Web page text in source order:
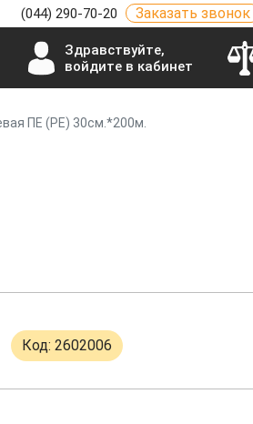
(044) 290-70-20 Заказать звонок
Здравствуйте,
войдите в кабинет
ПЕ (РЕ) 30см.*200м.
Код: 2602006